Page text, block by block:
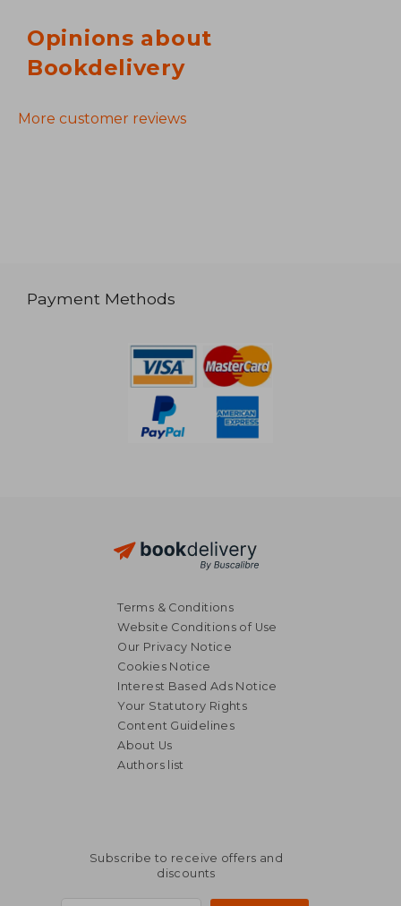
Opinions about
Bookdelivery
More customer reviews
Payment Methods
Terms & Conditions
Website Conditions of Use
Our Privacy Notice
Cookies Notice
Interest Based Ads Notice
Your Statutory Rights
Content Guidelines
About Us
Authors list
Subscribe to receive offers and
discounts